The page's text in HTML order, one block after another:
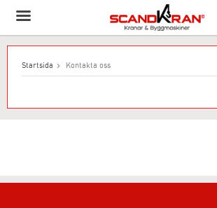
Produkten har lagts till i varukorgen!
Startsida Kontakta oss